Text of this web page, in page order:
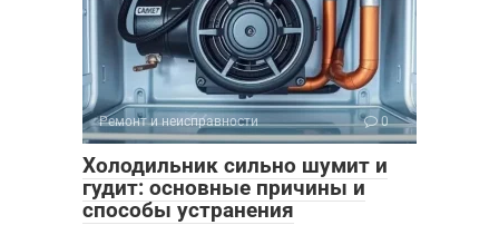
Ремонт и неисправности 0
Холодильник сильно шумит и
гудит: основные причины и
способы устранения